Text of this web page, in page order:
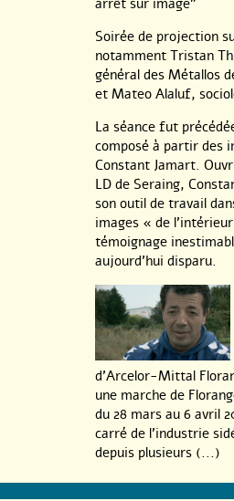
Soirée de projection
notamment Tristan
général des Métallos
et Mateo Alaluf,
La séance fut
composé à partir des
Constant Jamart.
LD de Seraing,
son outil de travail
images « de
témoignage
aujourd’hui disparu.
d’Arcelor-Mittal
une marche de
du 28 mars au 6 avril
carré de l’industrie
depuis plusieurs (...)